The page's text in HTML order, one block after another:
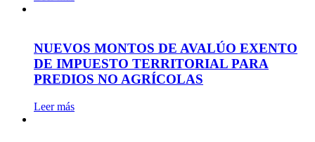
NUEVOS MONTOS DE AVALÚO EXENTO
DE IMPUESTO TERRITORIAL PARA
PREDIOS NO AGRÍCOLAS
Leer más